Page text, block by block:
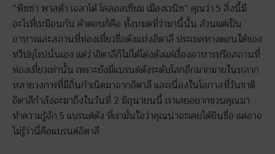
“พิซซ่า พาสต้า เจลาโต้ โคลอสเซียม เมืองเวนิซ” คุณว่า 5 สิ่งนี้มี
อะไรที่เหมือนกัน คำตอบก็คือ ทั้งหมดที่ว่ามานี้นั้น ล้วนแต่เป็น
อาหารและสถานที่ท่องเที่ยวชื่อดังแห่งอิตาลี ประเทศทางตอนใต้ของ
ทวีปยุโรปนั่นเอง แต่ว่าอิตาลีก็ไม่ได้โด่งดังแค่เรื่องอาหารหรือสถานที่
ท่องเที่ยวเท่านั้น เพราะยังมีแบรนด์ดังระดับโลกอีกมากมายในหลาก
หลายวงการที่มีถิ่นกำเนิดมาจากอิตาลี และเนื่องในโอกาสที่วันชาติ
อิตาลีกำลังจะมาถึงในวันที่ 2 มิถุนายนนี้ เราเลยอยากชวนคุณมา
ทำความรู้จัก 5 แบรนด์ดัง ที่เรามั่นใจว่าคุณน่าจะเคยได้ยินชื่อ แต่อาจ
ไม่รู้ว่านี่คือแบรนด์อิตาลี